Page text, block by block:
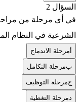
السؤال 2
في أي مرحلة من مراحل
الشرعية في النظام
مرحلة الاندماج
بمرحلة التكامل
جمرحلة التوظيف
مرحلة التغطية